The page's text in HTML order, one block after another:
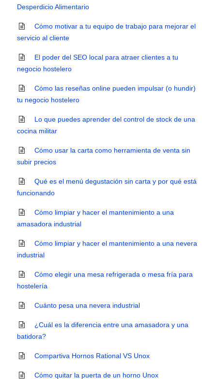
Desperdicio Alimentario
Cómo motivar a tu equipo de trabajo para mejorar el
servicio al cliente
El poder del SEO local para atraer clientes a tu
negocio hostelero
Cómo las reseñas online pueden impulsar (o hundir)
tu negocio hostelero
Lo que puedes aprender del control de stock de una
cocina militar
Cómo usar la carta como herramienta de venta sin
subir precios
Qué es el menú degustación sin carta y por qué está
funcionando
Cómo limpiar y hacer el mantenimiento a una
amasadora industrial
Cómo limpiar y hacer el mantenimiento a una nevera
industrial
Cómo elegir una mesa refrigerada o mesa fría para
hostelería
Cuánto pesa una nevera industrial
¿Cuál es la diferencia entre una amasadora y una
batidora?
Compartiva Hornos Rational VS Unox
Cómo quitar la puerta de un horno Unox